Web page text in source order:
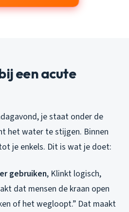
een acute
je staat onder de
het water te stijgen. Binnen
je enkels. Dit is wat je doet:
gebruiken, Klinkt logisch,
dat mensen de kraan open
of het wegloopt.” Dat maakt